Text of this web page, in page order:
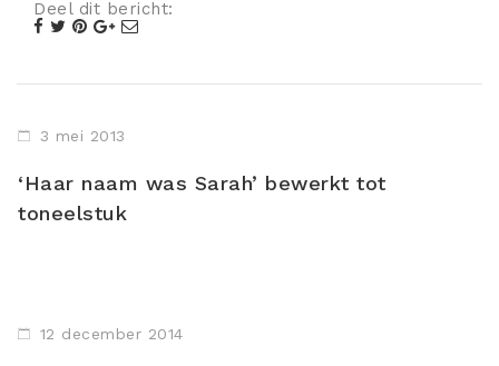
Deel dit bericht:
3 mei 2013
‘Haar naam was Sarah’ bewerkt tot
toneelstuk
12 december 2014